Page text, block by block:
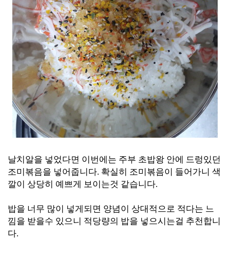
날치알을 넣었다면 이번에는 주부 초밥왕 안에 드렁있던
조미볶음을 넣어줍니다. 확실히 조미볶음이 들어가니 색
깔이 상당히 예쁘게 보이는것 같습니다.
밥을 너무 많이 넣게 되면 양념이 상대적으로 적다는 느
낌을 받을수 있으니 적당량의 밥을 넣으시는걸 추천합니
다.